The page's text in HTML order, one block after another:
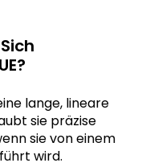
lange, lineare
sie präzise
sie von einem
wird.